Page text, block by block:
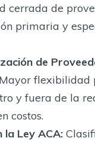
cerrada de
primaria y
de
flexibilidad
y fuera de la
costos.
la Ley ACA: